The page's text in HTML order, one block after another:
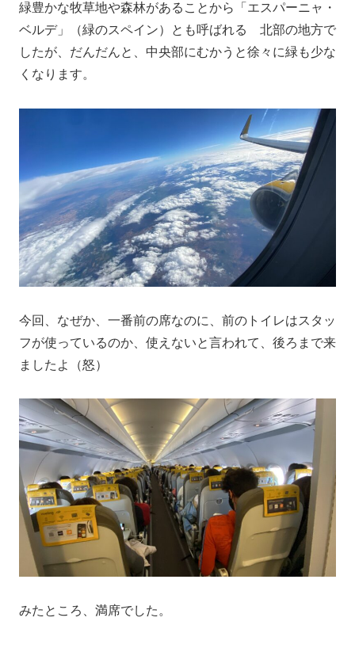
緑豊かな牧草地や森林があることから「エスパーニャ・
ベルデ」（緑のスペイン）とも呼ばれる 北部の地方で
したが、だんだんと、中央部にむかうと徐々に緑も少な
くなります。
今回、なぜか、一番前の席なのに、前のトイレはスタッ
フが使っているのか、使えないと言われて、後ろまで来
ましたよ（怒）
みたところ、満席でした。